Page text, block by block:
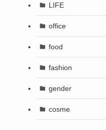
LIFE
office
food
fashion
gender
cosme